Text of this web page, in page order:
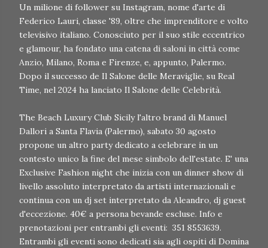
Un milione di follower su Instagram, nome d'arte di
Federico Lauri, classe '89, oltre che imprenditore e volto
televisivo italiano. Conosciuto per il suo stile eccentrico
e glamour, ha fondato una catena di saloni in città come
Anzio, Milano, Roma e Firenze, e, appunto, Palermo.
Dopo il successo de Il Salone delle Meraviglie, su Real
Time, nel 2024 ha lanciato Il Salone delle Celebrità.
The Beach Luxury Club Sicily l'altro brand di Manuel
Dallori a Santa Flavia (Palermo), sabato 30 agosto
propone un altro party dedicato a celebrare in un
contesto unico la fine del mese simbolo dell'estate. E' una
Exclusive Fashion night che inizia con un dinner show di
livello assoluto interpretato da artisti internazionali e
continua con un dj set interpretato da Aleandro, dj guest
d'eccezione. 40€ a persona bevande escluse. Info e
prenotazioni per entrambi gli eventi: 351 8553639.
Entrambi gli eventi sono dedicati sia agli ospiti di Domina